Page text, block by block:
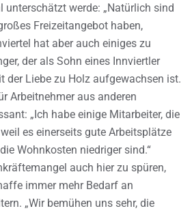
unterschätzt werde: „Natürlich sind
Freizeitangebot haben,
hat aber auch einiges zu
der als Sohn eines Innviertler
der Liebe zu Holz aufgewachsen ist.
Arbeitnehmer aus anderen
„Ich habe einige Mitarbeiter, die
es einerseits gute Arbeitsplätze
Wohnkosten niedriger sind.“
auch hier zu spüren,
immer mehr Bedarf an
„Wir bemühen uns sehr, die